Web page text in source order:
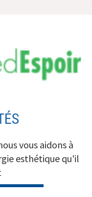
vous aidons à
esthétique qu'il